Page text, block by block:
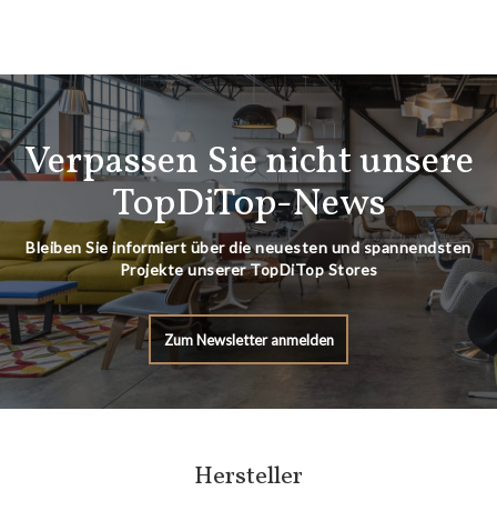
Verpassen Sie nicht unsere
TopDiTop-News
Bleiben Sie informiert über die neuesten und spannendsten
Projekte unserer TopDiTop Stores
Zum Newsletter anmelden
Hersteller